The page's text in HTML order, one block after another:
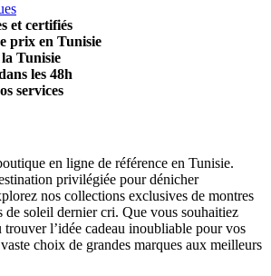
et certifiés
prix en Tunisie
Tunisie
les 48h
services
en ligne de référence en Tunisie.
privilégiée pour dénicher
nos collections exclusives de montres
de soleil dernier cri. Que vous souhaitiez
l’idée cadeau inoubliable pour vos
choix de grandes marques aux meilleurs